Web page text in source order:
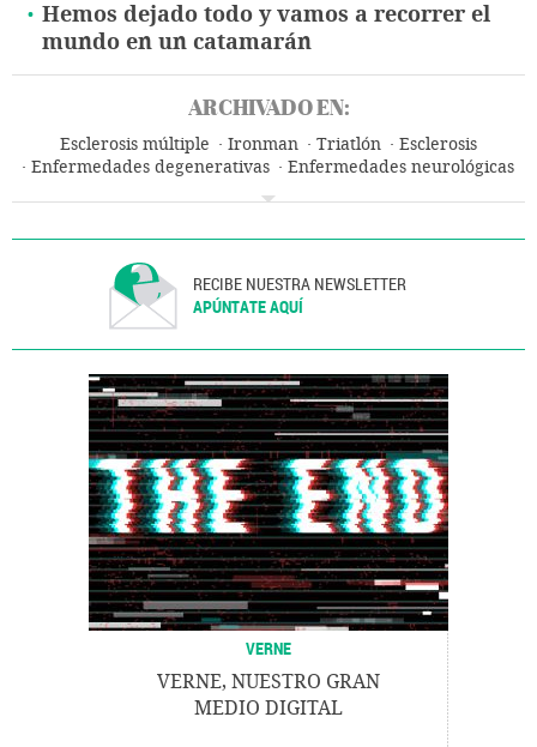
Hemos dejado todo y vamos a recorrer el
mundo en un catamarán
ARCHIVADO EN:
Esclerosis múltiple Ironman Triatlón
Esclerosis
Enfermedades degenerativas
Enfermedades neurológicas
RECIBE NUESTRA NEWSLETTER
APÚNTATE AQUÍ
VERNE
VERNE, NUESTRO GRAN
MEDIO DIGITAL